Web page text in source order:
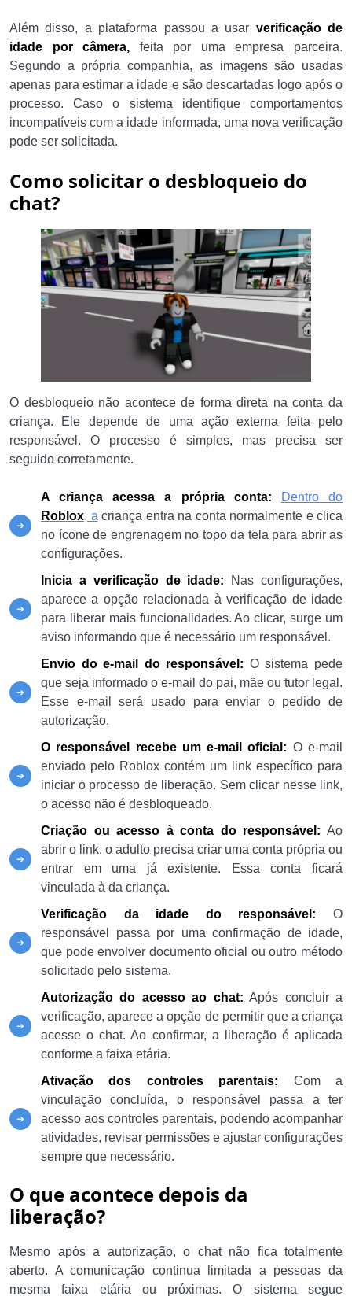
Além disso, a plataforma passou a usar verificação de
idade por câmera, feita por uma empresa parceira.
Segundo a própria companhia, as imagens são usadas
apenas para estimar a idade e são descartadas logo após o
processo. Caso o sistema identifique comportamentos
incompatíveis com a idade informada, uma nova verificação
pode ser solicitada.
Como solicitar o desbloqueio do
chat?
O desbloqueio não acontece de forma direta na conta da
criança. Ele depende de uma ação externa feita pelo
responsável. O processo é simples, mas precisa ser
seguido corretamente.
A criança acessa a própria conta:
Dentro do
Roblox, a criança entra na conta normalmente e clica
no ícone de engrenagem no topo da tela para abrir as
configurações.
Inicia a verificação de idade: Nas configurações,
aparece a opção relacionada à verificação de idade
para liberar mais funcionalidades. Ao clicar, surge um
aviso informando que é necessário um responsável.
Envio do e-mail do responsável: O sistema pede
que seja informado o e-mail do pai, mãe ou tutor legal.
Esse e-mail será usado para enviar o pedido de
autorização.
O responsável recebe um e-mail oficial: O e-mail
enviado pelo Roblox contém um link específico para
iniciar o processo de liberação. Sem clicar nesse link,
o acesso não é desbloqueado.
Criação ou acesso à conta do responsável: Ao
abrir o link, o adulto precisa criar uma conta própria ou
entrar em uma já existente. Essa conta ficará
vinculada à da criança.
Verificação da idade do responsável: O
responsável passa por uma confirmação de idade,
que pode envolver documento oficial ou outro método
solicitado pelo sistema.
Autorização do acesso ao chat: Após concluir a
verificação, aparece a opção de permitir que a criança
acesse o chat. Ao confirmar, a liberação é aplicada
conforme a faixa etária.
Ativação dos controles parentais: Com a
vinculação concluída, o responsável passa a ter
acesso aos controles parentais, podendo acompanhar
atividades, revisar permissões e ajustar configurações
sempre que necessário.
O que acontece depois da
liberação?
Mesmo após a autorização, o chat não fica totalmente
aberto. A comunicação continua limitada a pessoas da
mesma faixa etária ou próximas. O sistema segue